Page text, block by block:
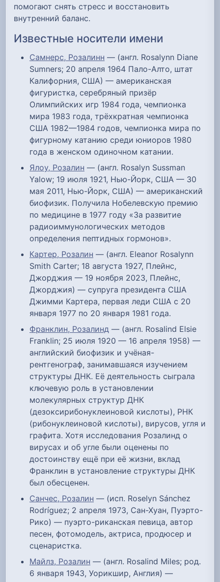
помогают снять стресс и восстановить
внутренний баланс.
Известные носители имени
Самнерс, Розалинн — (англ. Rosalynn Diane
Sumners; 20 апреля 1964 Пало-Алто, штат
Калифорния, США) — американская
фигуристка, серебряный призёр
Олимпийских игр 1984 года, чемпионка
мира 1983 года, трёхкратная чемпионка
США 1982—1984 годов, чемпионка мира по
фигурному катанию среди юниоров 1980
года в женском одиночном катании.
Ялоу, Розалин — (англ. Rosalyn Sussman
Yalow; 19 июля 1921, Нью-Йорк, США — 30
мая 2011, Нью-Йорк, США) — американский
биофизик. Получила Нобелевскую премию
по медицине в 1977 году «За развитие
радиоиммунологических методов
определения пептидных гормонов».
Картер, Розалин — (англ. Eleanor Rosalynn
Smith Carter; 18 августа 1927, Плейнс,
Джорджия — 19 ноября 2023, Плейнс,
Джорджия) — супруга президента США
Джимми Картера, первая леди США с 20
января 1977 по 20 января 1981 года.
Франклин, Розалинд — (англ. Rosalind Elsie
Franklin; 25 июля 1920 — 16 апреля 1958) —
английский биофизик и учёная-
рентгенограф, занимавшаяся изучением
структуры ДНК. Её деятельность сыграла
ключевую роль в установлении
молекулярных структур ДНК
(дезоксирибонуклеиновой кислоты), РНК
(рибонуклеиновой кислоты), вирусов, угля и
графита. Хотя исследования Розалинд о
вирусах и об угле были оценены по
достоинству ещё при её жизни, вклад
Франклин в установление структуры ДНК
был обесценен.
Санчес, Розалин — (исп. Roselyn Sánchez
Rodríguez; 2 апреля 1973, Сан-Хуан, Пуэрто-
Рико) — пуэрто-риканская певица, автор
песен, фотомодель, актриса, продюсер и
сценаристка.
Майлз, Розалин — (англ. Rosalind Miles; род.
6 января 1943, Уорикшир, Англия) —